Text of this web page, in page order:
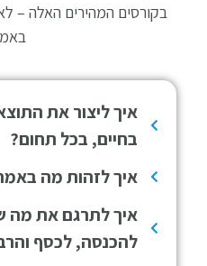
בקורסים המהירים האלה –
איך ליצור את
בחיים, בכל תחום?
איך לזהות מה
איך לתרגם את מה
להכנסה, לכסף